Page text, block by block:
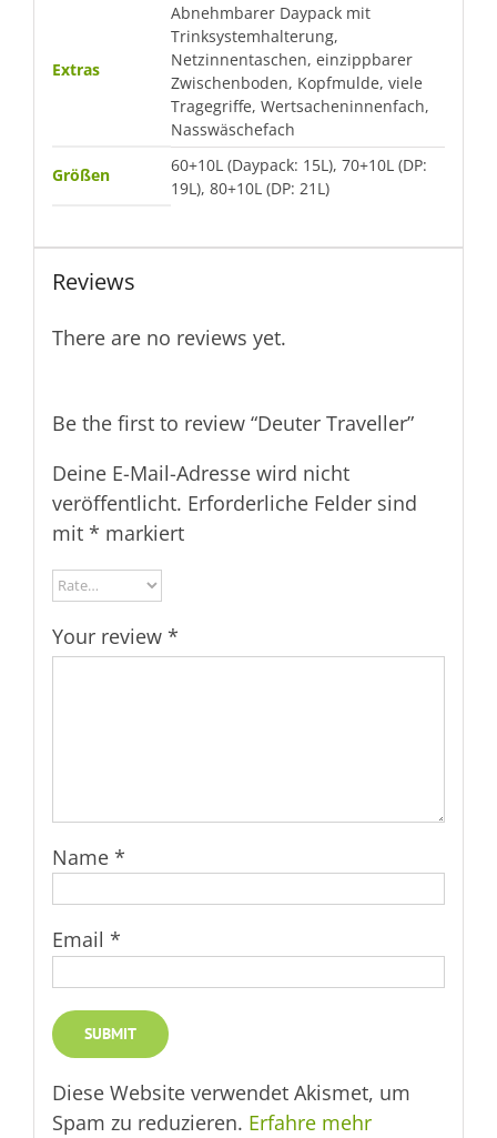
Extras
Abnehmbarer Daypack mit
Trinksystemhalterung,
Netzinnentaschen, einzippbarer
Zwischenboden, Kopfmulde, viele
Tragegriffe, Wertsacheninnenfach,
Nasswäschefach
Größen
60+10L (Daypack: 15L), 70+10L (DP:
19L), 80+10L (DP: 21L)
Reviews
There are no reviews yet.
Be the first to review “Deuter Traveller”
Deine E-Mail-Adresse wird nicht
veröffentlicht. Erforderliche Felder sind
mit * markiert
Your review *
Name *
Email *
Diese Website verwendet Akismet, um
Spam zu reduzieren. Erfahre mehr